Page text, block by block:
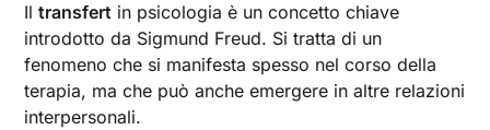
Iltransfert in psicologia è un concetto chiave
introdotto da Sigmund Freud. Si tratta di un
fenomeno che si manifesta spesso nel corso della
terapia, ma che può anche emergere in altre relazioni
interpersonali.